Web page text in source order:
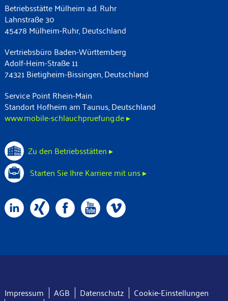
Betriebsstätte Mülheim a.d. Ruhr
Lahnstraße 30
45478 Mülheim-Ruhr, Deutschland
Vertriebsbüro Baden-Württemberg
Adolf-Heim-Straße 11
74321 Bietigheim-Bissingen, Deutschland
Service Point Rhein-Main
Standort Hofheim am Taunus, Deutschland
www.mobile-schlauchpruefung.de ▸
Zu den Betriebsstätten ▸
Starten Sie Ihre Karriere mit uns ▸
Impressum AGB Datenschutz Cookie-Einstellungen